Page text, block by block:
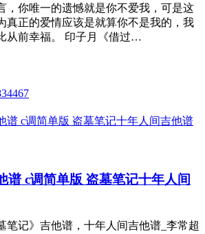
，你唯一的遗憾就是你不爱我，可是这
真正的爱情应该是就算你不是我的，我
从前幸福。 印子月《借过…
谱 c调简单版 盗墓笔记十年人间
笔记》吉他谱，十年人间吉他谱_李常超